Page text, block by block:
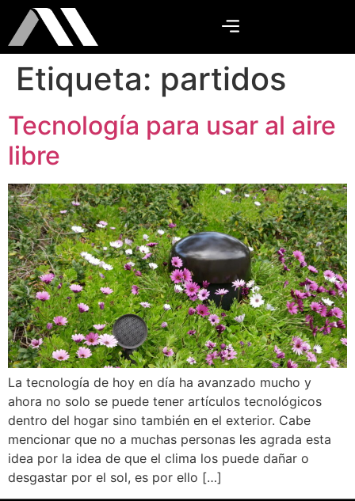
Etiqueta: partidos
Tecnología para usar al aire
libre
La tecnología de hoy en día ha avanzado mucho y
ahora no solo se puede tener artículos tecnológicos
dentro del hogar sino también en el exterior. Cabe
mencionar que no a muchas personas les agrada esta
idea por la idea de que el clima los puede dañar o
desgastar por el sol, es por ello […]